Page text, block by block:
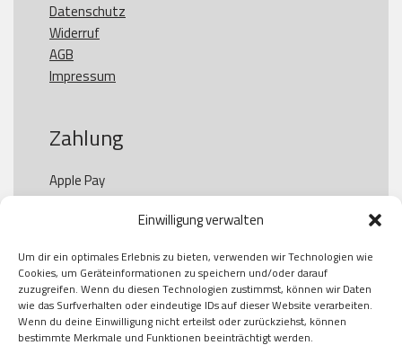
Einwilligung verwalten
Um dir ein optimales Erlebnis zu bieten, verwenden wir Technologien wie
Cookies, um Geräteinformationen zu speichern und/oder darauf
zuzugreifen. Wenn du diesen Technologien zustimmst, können wir Daten
wie das Surfverhalten oder eindeutige IDs auf dieser Website verarbeiten.
Wenn du deine Einwilligung nicht erteilst oder zurückziehst, können
bestimmte Merkmale und Funktionen beeinträchtigt werden.
Datenschutz
Widerruf
AGB
Impressum
Zahlung
Apple Pay
Paypal
Kauf auf Rechung
Klarna
American Express